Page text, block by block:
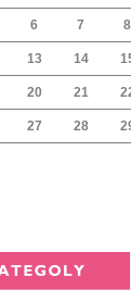
6 7 8
13 14
20 21
27 28